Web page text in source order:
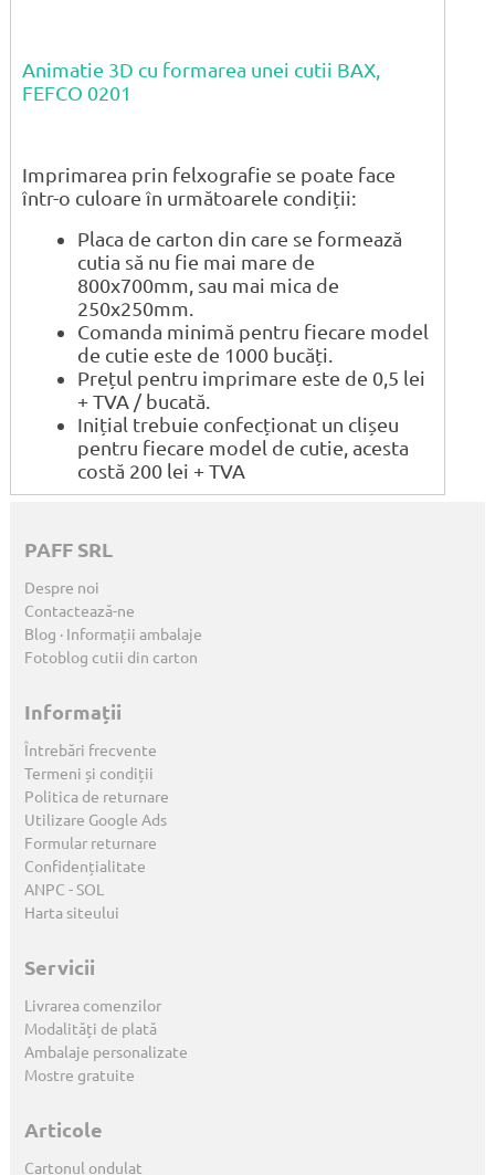
Animatie 3D cu formarea unei cutii BAX,
FEFCO 0201
Imprimarea prin felxografie se poate face
într-o culoare în următoarele condiții:
Placa de carton din care se formează
cutia să nu fie mai mare de
800x700mm, sau mai mica de
250x250mm.
Comanda minimă pentru fiecare model
de cutie este de 1000 bucăți.
Prețul pentru imprimare este de 0,5 lei
+ TVA / bucată.
Inițial trebuie confecționat un clișeu
pentru fiecare model de cutie, acesta
costă 200 lei + TVA
PAFF SRL
Despre noi
Contactează-ne
Blog · Informații ambalaje
Fotoblog cutii din carton
Informații
Întrebări frecvente
Termeni și condiții
Politica de returnare
Utilizare Google Ads
Formular returnare
Confidențialitate
ANPC -SOL
Harta siteului
Servicii
Livrarea comenzilor
Modalități de plată
Ambalaje personalizate
Mostre gratuite
Articole
Cartonul ondulat